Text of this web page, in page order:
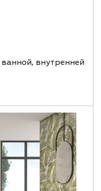
внутренней